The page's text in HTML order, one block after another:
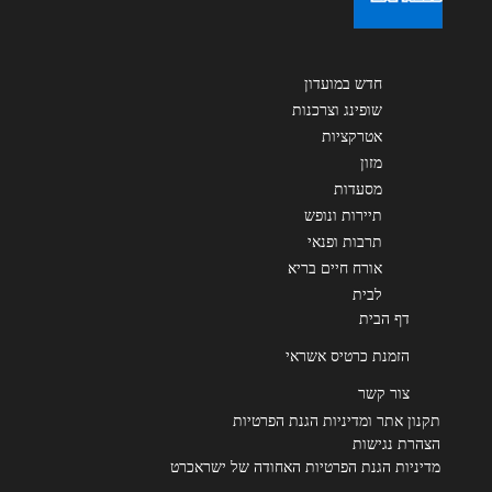
חדש במועדון
שופינג וצרכנות
אטרקציות
מזון
מסעדות
תיירות ונופש
תרבות ופנאי
אורח חיים בריא
לבית
דף הבית
הזמנת כרטיס אשראי
צור קשר
תקנון אתר ומדיניות הגנת הפרטיות
הצהרת נגישות
מדיניות הגנת הפרטיות האחודה של ישראכרט